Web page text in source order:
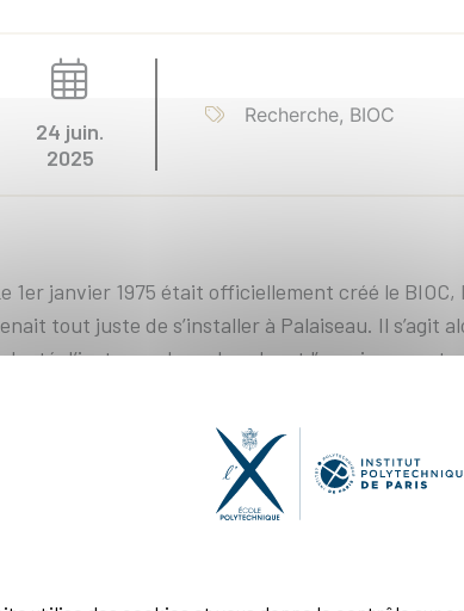
24 juin.
2025
Recherche, BIOC
1er janvier 1975 était officiellement créé le
tout juste de s’installer à Palaiseau. Il s’agit
d’instaurer la recherche et
disciplines déjà fortes de l’X comme la chimie, la
de recherche CNRS au BIOC.
Jean-Pierre Waller, Sylvain Blanquet, Andrea
thème commun : les mécanismes de décodage
les organismes vivants. Il faut s’intéresser pour
biologie moléculaire est alors toute récente car la